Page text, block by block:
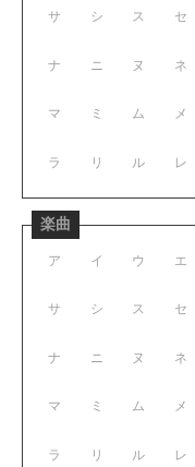
サ シ ス セ
ナ ニ ヌ ネ
マ ミ ム メ
ラ リ ル レ
楽曲
ア イ ウ エ
サ シ ス セ
ナ ニ ヌ ネ
マ ミ ム メ
ラ リ ル レ